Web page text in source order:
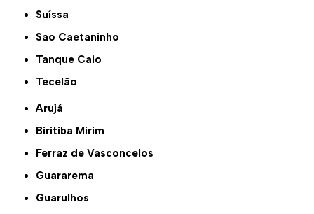
Suíssa
São Caetaninho
Tanque Caio
Tecelão
Arujá
Biritiba Mirim
Ferraz de Vasconcelos
Guararema
Guarulhos